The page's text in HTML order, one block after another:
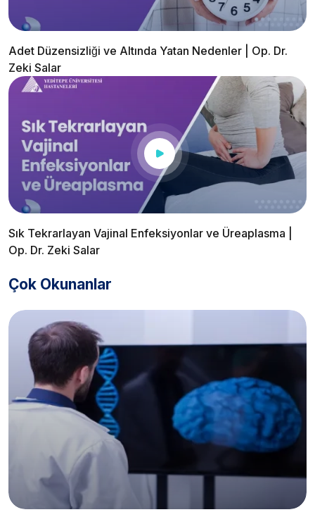
Adet Düzensizliği ve Altında Yatan Nedenler | Op. Dr.
Zeki Salar
Sık Tekrarlayan Vajinal Enfeksiyonlar ve Üreaplasma |
Op. Dr. Zeki Salar
Çok Okunanlar